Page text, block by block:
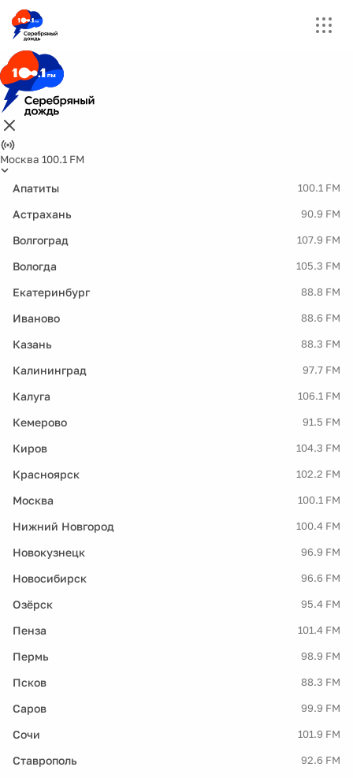
Москва 100.1 FM
Апатиты 100.1 FM
Астрахань 90.9 FM
Волгоград 107.9 FM
Вологда 105.3 FM
Екатеринбург 88.8 FM
Иваново 88.6 FM
Казань 88.3 FM
Калининград 97.7 FM
Калуга 106.1 FM
Кемерово 91.5 FM
Киров 104.3 FM
Красноярск 102.2 FM
Москва 100.1 FM
Нижний Новгород 100.4 FM
Новокузнецк 96.9 FM
Новосибирск 96.6 FM
Озёрск 95.4 FM
Пенза 101.4 FM
Пермь 98.9 FM
Псков 88.3 FM
Саров 99.9 FM
Сочи 101.9 FM
Ставрополь 92.6 FM